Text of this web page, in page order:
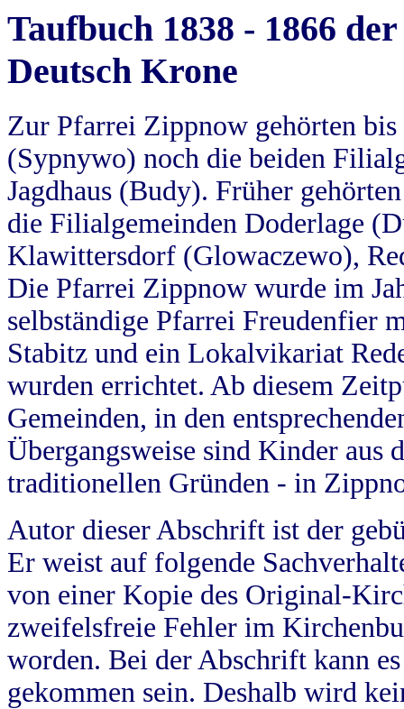
Taufbuch 1838 - 1866
Deutsch Krone
Zur Pfarrei Zippnow gehörten
(Sypnywo) noch die beiden
Jagdhaus (Budy). Früher
die Filialgemeinden Doderlage
Klawittersdorf (Glowaczewo),
Die Pfarrei Zippnow wurde im
selbständige Pfarrei Freudenfier
Stabitz und ein Lokalvikariat
wurden errichtet. Ab diesem
Gemeinden, in den
Übergangsweise sind Kinder aus
traditionellen Gründen - in
Autor dieser Abschrift ist der
Er weist auf folgende
von einer Kopie des Original-
zweifelsfreie Fehler im
worden. Bei der Abschrift kann
gekommen sein. Deshalb wird